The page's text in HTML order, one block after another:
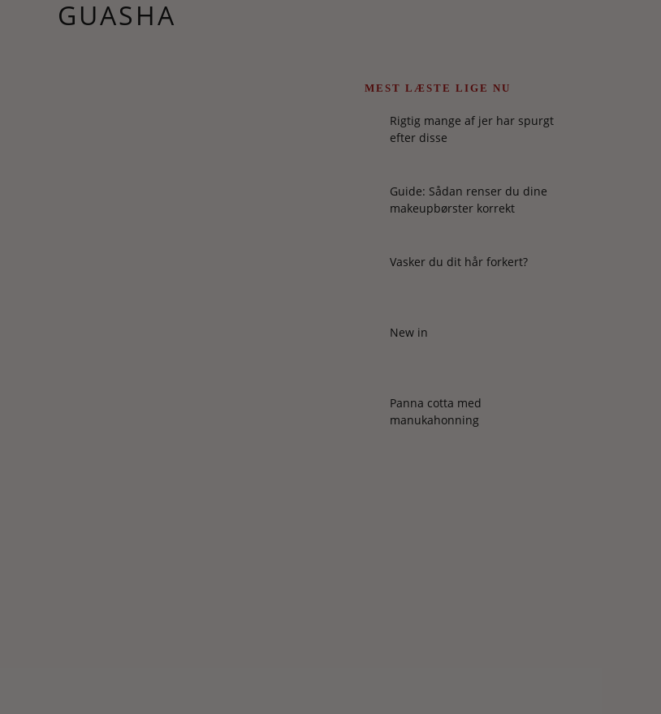
GUASHA
MEST LÆSTE LIGE NU
Rigtig mange af jer har spurgt
efter disse
Guide: Sådan renser du dine
makeupbørster korrekt
Vasker du dit hår forkert?
New in
Panna cotta med
manukahonning